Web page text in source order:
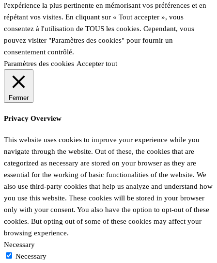
l'expérience la plus pertinente en mémorisant vos préférences et en
répétant vos visites. En cliquant sur « Tout accepter », vous
consentez à l'utilisation de TOUS les cookies. Cependant, vous
pouvez visiter "Paramètres des cookies" pour fournir un
consentement contrôlé.
Paramètres des cookies Accepter tout
Fermer
Privacy Overview
This website uses cookies to improve your experience while you
navigate through the website. Out of these, the cookies that are
categorized as necessary are stored on your browser as they are
essential for the working of basic functionalities of the website. We
also use third-party cookies that help us analyze and understand how
you use this website. These cookies will be stored in your browser
only with your consent. You also have the option to opt-out of these
cookies. But opting out of some of these cookies may affect your
browsing experience.
Necessary
Necessary